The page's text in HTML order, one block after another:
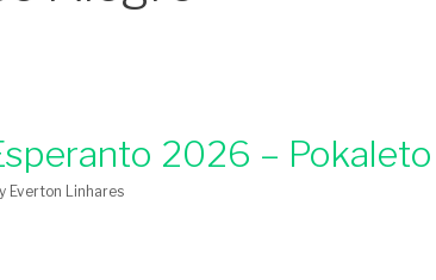
2026 –
Everton Linhares